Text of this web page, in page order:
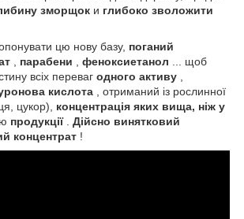
зморщок и глибоко зволожити
цю нову базу, поганий
парабени феноксиетанол ... щоб
всіх переваг одного активу
кислота , отриманий із рослинної
цукор), концентрація яких вища, ніж у
продукції. Дійсно винятковий
концентрат !